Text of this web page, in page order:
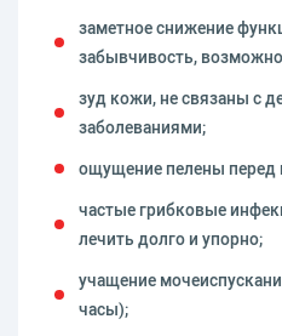
заметное снижение
забывчивость,
зуд кожи, не связаны с
заболеваниями;
ощущение пелены перед
частые грибковые
лечить долго и упорно;
учащение
часы);